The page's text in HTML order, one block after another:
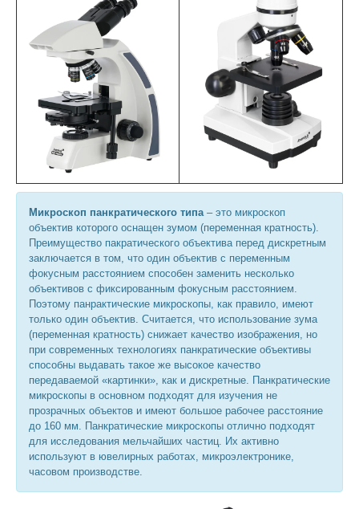
Микроскоп панкратического типа– это микроскоп
объектив которого оснащен зумом (переменная кратность).
Преимущество пакратического объектива перед дискретным
заключается в том, что один объектив с переменным
фокусным расстоянием способен заменить несколько
объективов с фиксированным фокусным расстоянием.
Поэтому панрактические микроскопы, как правило, имеют
только один объектив. Считается, что использование зума
(переменная кратность) снижает качество изображения, но
при современных технологиях панкратические объективы
способны выдавать такое же высокое качество
передаваемой «картинки», как и дискретные. Панкратические
микроскопы в основном подходят для изучения не
прозрачных объектов и имеют большое рабочее расстояние
до 160 мм. Панкратические микроскопы отлично подходят
для исследования мельчайших частиц. Их активно
используют в ювелирных работах, микроэлектронике,
часовом производстве.